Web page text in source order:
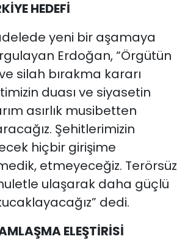
HEDEFİ
yeni bir aşamaya
Erdoğan, “Örgütün
silah bırakma kararı
duası ve siyasetin
asırlık musibetten
Şehitlerimizin
hiçbir girişime
etmeyeceğiz. Terörsüz
ulaşarak daha güçlü
dedi.
ELEŞTİRİSİ